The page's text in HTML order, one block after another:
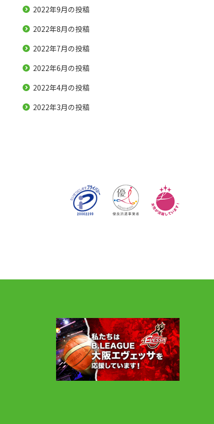
2022年9月の投稿
2022年8月の投稿
2022年7月の投稿
2022年6月の投稿
2022年4月の投稿
2022年3月の投稿